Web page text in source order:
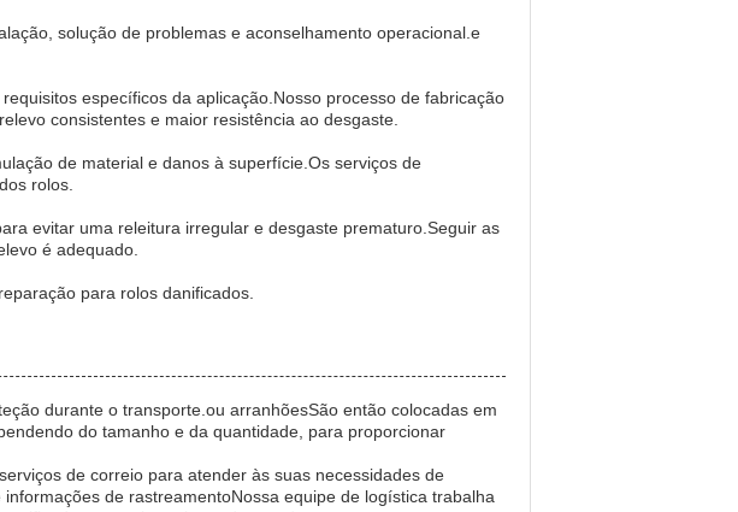
solução de problemas e aconselhamento operacional.e
específicos da aplicação.Nosso processo de fabricação
consistentes e maior resistência ao desgaste.
de material e danos à superfície.Os serviços de
rolos.
evitar uma releitura irregular e desgaste prematuro.Seguir as
é adequado.
para rolos danificados.
durante o transporte.ou arranhõesSão então colocadas em
do tamanho e da quantidade, para proporcionar
de correio para atender às suas necessidades de
de rastreamentoNossa equipe de logística trabalha